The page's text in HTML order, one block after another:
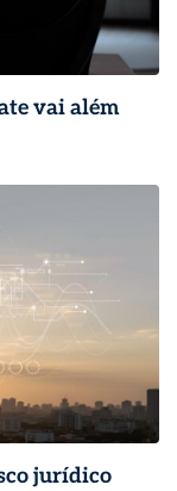
vai além
jurídico